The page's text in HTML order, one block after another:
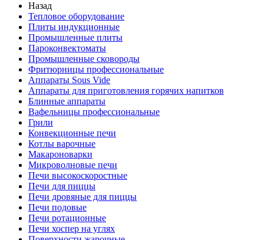
Назад
Тепловое оборудование
Плиты индукционные
Промышленные плиты
Пароконвектоматы
Промышленные сковороды
Фритюрницы профессиональные
Аппараты Sous Vide
Аппараты для приготовления горячих напитков
Блинные аппараты
Вафельницы профессиональные
Грили
Конвекционные печи
Котлы варочные
Макароноварки
Микроволновые печи
Печи высокоскоростные
Печи для пиццы
Печи дровяные для пиццы
Печи подовые
Печи ротационные
Печи хоспер на углях